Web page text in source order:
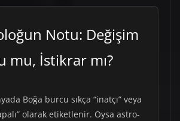
Notu: Değişim
mu, İstikrar mı?
Boğa burcu sıkça “inatçı” veya
olarak etiketlenir. Oysa astro-